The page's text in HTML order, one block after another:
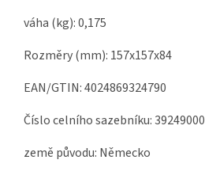
váha (kg): 0,175
Rozměry (mm): 157x157x84
EAN/GTIN: 4024869324790
Číslo celního sazebníku: 39249000
země původu: Německo